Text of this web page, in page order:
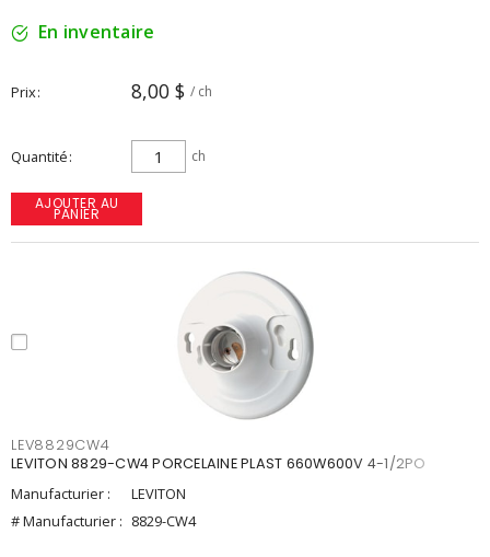
En inventaire
Prix 8,00 $ / ch
Quantité ch
AJOUTER AU
PANIER
LEV8829CW4
LEVITON 8829-CW4 PORCELAINE PLAST 660W600V 4-1/2PO
Manufacturier :
LEVITON
# Manufacturier : 8829-CW4